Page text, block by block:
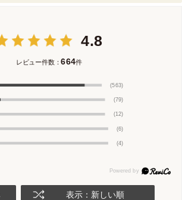
4.8
レビュー件数：664件
(563)
(79)
(12)
(6)
(4)
表示：新しい順